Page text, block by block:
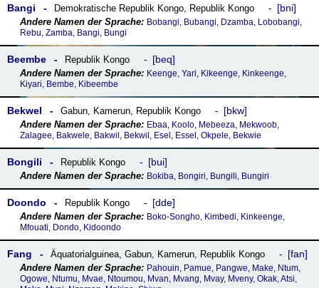
Bangi Demokratische Republik Kongo, Republik Kongo bni
Bobangi, Bubangi, Dzamba, Lobobangi,
Rebu, Zamba, Bangi, Bungi
Beembe Republik Kongo beq
Keenge, Yari, Kikeenge, Kinkeenge,
Kiyari, Bembe, Kibeembe
Bekwel Gabun, Kamerun, Republik Kongo bkw
Ebaa, Koolo, Mebeeza, Mekwoob,
Zalagee, Bakwele, Bakwil, Bekwil, Esel, Essel, Okpele, Bekwie
Bongili Republik Kongo bui
Bokiba, Bongiri, Bungili, Bungiri
Doondo Republik Kongo dde
Boko-Songho, Kimbedi, Kinkeenge,
Mfouati, Dondo, Kidoondo
Fang Äquatorialguinea, Gabun, Kamerun, Republik Kongo fan
Pahouin, Pamue, Pangwe, Make, Ntum,
Ogowe, Ntumu, Mvae, Ntoumou, Mvan, Mvang, Mvay, Mveny, Okak, Atsi,